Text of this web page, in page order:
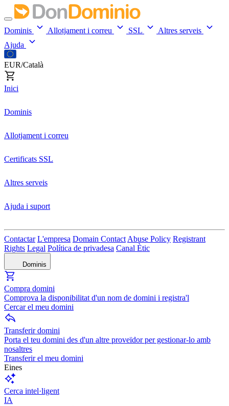
Dominis Allotjament i correu SSL
Altres serveis
Ajuda
EUR/Català
Inici
Dominis
Allotjament i correu
Certificats SSL
Altres serveis
Ajuda i suport
Contactar L'empresa Domain Contact Abuse Policy Registrant
Rights Legal Política de privadesa Canal Ètic
Dominis
Compra domini
Comprova la disponibilitat d'un nom de domini i registra'l
Cercar el meu domini
Transferir domini
Porta el teu domini des d'un altre proveïdor per gestionar-lo amb
nosaltres
Transferir el meu domini
Eines
Cerca intel·ligent
IA